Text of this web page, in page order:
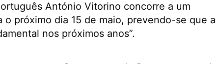
António Vitorino concorre a um
o próximo dia 15 de maio, prevendo-se que a
nos próximos anos”.